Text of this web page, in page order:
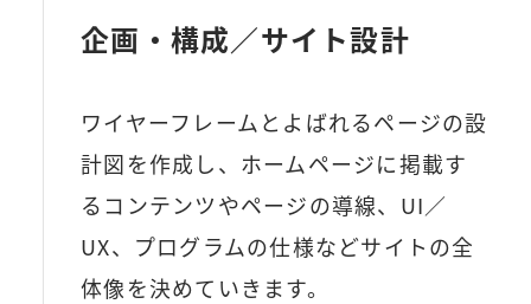
企画・構成／サイト設計
ワイヤーフレームとよばれるページの設
計図を作成し、ホームページに掲載す
るコンテンツやページの導線、UI／
UX、プログラムの仕様などサイトの全
体像を決めていきます。